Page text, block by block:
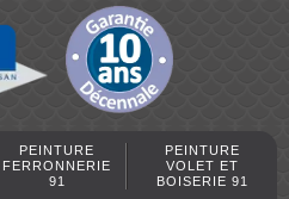
PEINTURE
FERRONNERIE
91
PEINTURE
VOLET ET
BOISERIE 91